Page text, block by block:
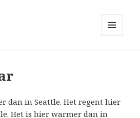
dan in Seattle. Het regent hier
Het is hier warmer dan in